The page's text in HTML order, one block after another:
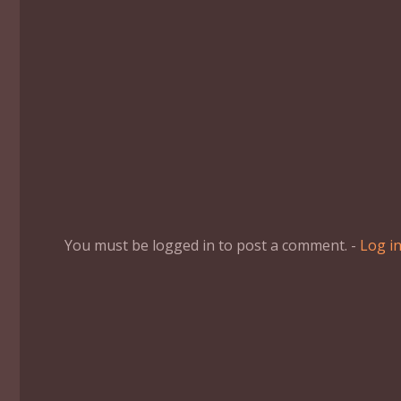
You must be logged in to post a comment. - Log in